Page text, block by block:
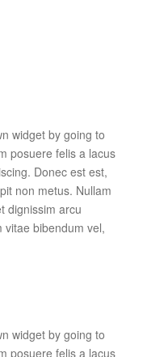
widget by going to
posuere felis a lacus
Donec est est,
non metus. Nullam
dignissim arcu
vitae bibendum vel,
widget by going to
posuere felis a lacus